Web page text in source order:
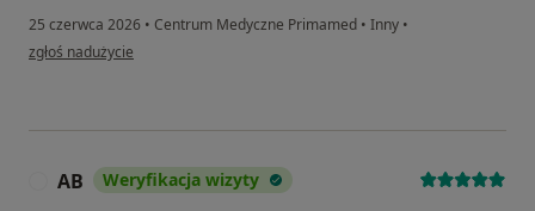
25 czerwca 2026 • Centrum Medyczne Primamed • Inny •
w opinii użytkownika Ewa
zgłoś nadużycie
AB Weryfikacja wizyty